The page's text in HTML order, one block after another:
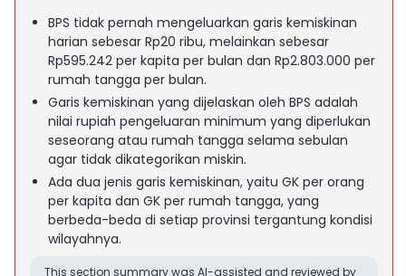
BPS tidak pernah mengeluarkan garis kemiskinan
harian sebesar Rp20 ribu, melainkan sebesar
Rp595.242 per kapita per bulan dan Rp2.803.000 per
rumah tangga per bulan.
Garis kemiskinan yang dijelaskan oleh BPS adalah
nilai rupiah pengeluaran minimum yang diperlukan
seseorang atau rumah tangga selama sebulan
agar tidak dikategorikan miskin.
Ada dua jenis garis kemiskinan, yaitu GK per orang
per kapita dan GK per rumah tangga, yang
berbeda-beda di setiap provinsi tergantung kondisi
wilayahnya.
This section summary was AI-assisted and reviewed by